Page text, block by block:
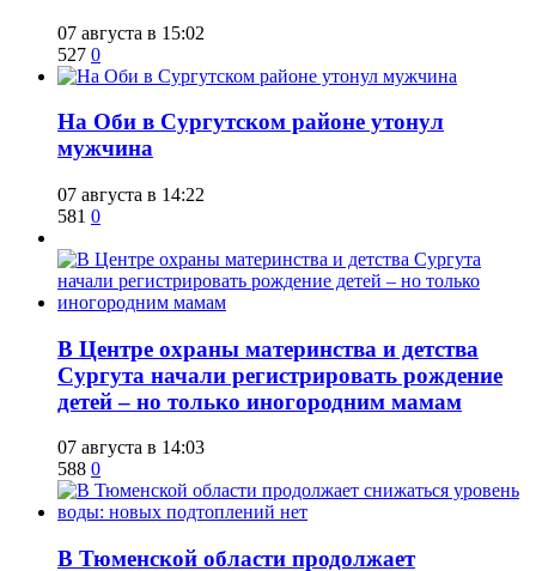
07 августа в 15:02
527 0
​На Оби в Сургутском районе утонул
мужчина
07 августа в 14:22
581 0
​В Центре охраны материнства и детства
Сургута начали регистрировать рождение
детей – но только иногородним мамам
07 августа в 14:03
588 0
​В Тюменской области продолжает